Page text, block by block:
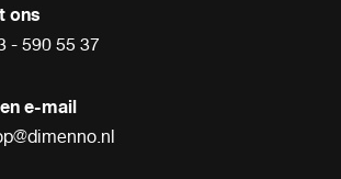
ons
- 590 55 37
e-mail